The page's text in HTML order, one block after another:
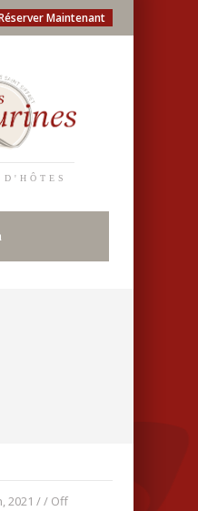
Maintenant
2021 / / Off